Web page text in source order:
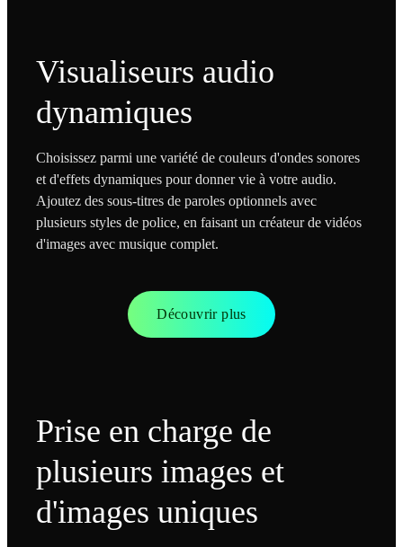
Visualiseurs audio
dynamiques
Choisissez parmi une variété de couleurs d'ondes sonores
et d'effets dynamiques pour donner vie à votre audio.
Ajoutez des sous-titres de paroles optionnels avec
plusieurs styles de police, en faisant un créateur de vidéos
d'images avec musique complet.
Découvrir plus
Prise en charge de
plusieurs images et
d'images uniques